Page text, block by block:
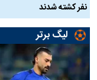
نفر کشته شدند
لیگ برتر